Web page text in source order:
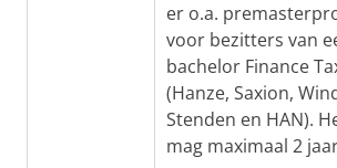
er o.a.
voor bezitters van
bachelor Finance
(Hanze, Saxion,
Stenden en HAN).
mag maximaal 2